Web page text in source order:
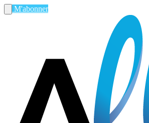
M'abonner